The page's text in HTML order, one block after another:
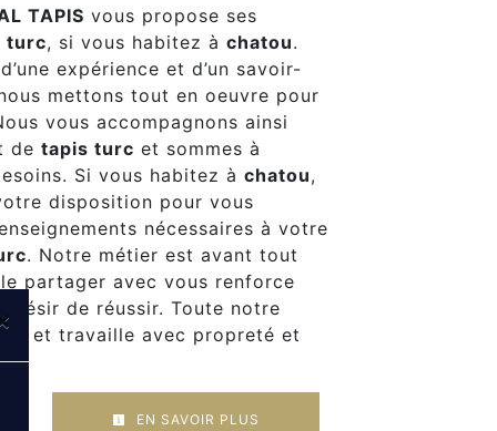
TAPIS vous propose ses
turc, si vous habitez à chatou.
expérience et d’un savoir-
mettons tout en oeuvre pour
vous accompagnons ainsi
de tapis turc et sommes à
Si vous habitez à chatou,
disposition pour vous
nécessaires à votre
. Notre métier est avant tout
partager avec vous renforce
désir de réussir. Toute notre
et travaille avec propreté et
EN SAVOIR PLUS